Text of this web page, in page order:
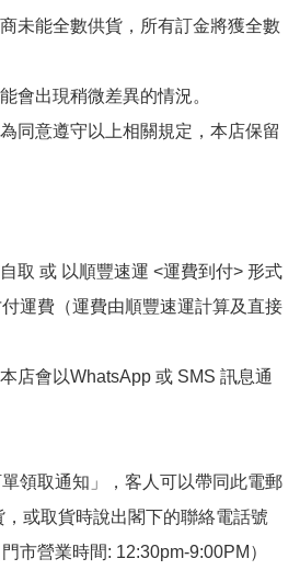
未能全數供貨，所有訂金將獲全數
會出現稍微差異的情況。
同意遵守以上相關規定，本店保留
取 或 以順豐速運 <運費到付> 形式
運費（運費由順豐速運計算及直接
店會以WhatsApp 或 SMS 訊息通
領取通知」，客人可以帶同此電郵
或取貨時說出閣下的聯絡電話號
市營業時間: 12:30pm-9:00PM）